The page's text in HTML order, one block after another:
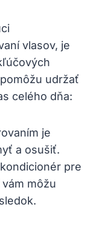
vlasov, je
udržať
celého dňa:
je
a osušiť.
pre
môžu